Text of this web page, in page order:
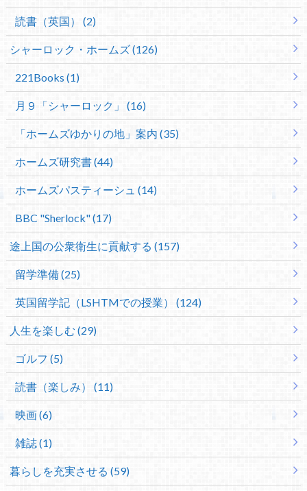
読書（英国） (2)
シャーロック・ホームズ (126)
221Books (1)
月９「シャーロック」 (16)
「ホームズゆかりの地」案内 (35)
ホームズ研究書 (44)
ホームズパスティーシュ (14)
BBC "Sherlock" (17)
途上国の公衆衛生に貢献する (157)
留学準備 (25)
英国留学記（LSHTMでの授業） (124)
人生を楽しむ (29)
ゴルフ (5)
読書（楽しみ） (11)
映画 (6)
雑誌 (1)
暮らしを充実させる (59)